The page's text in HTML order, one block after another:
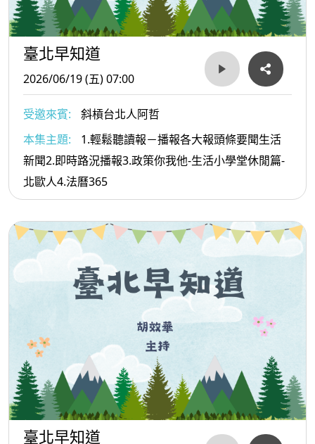
臺北早知道
2026/06/19 (五) 07:00
受邀來賓:
斜槓台北人阿哲
本集主題:
1.輕鬆聽讀報－播報各大報頭條要聞生活
新聞2.即時路況播報3.政策你我他-生活小學堂休閒篇-
北歐人4.法曆365
臺北早知道